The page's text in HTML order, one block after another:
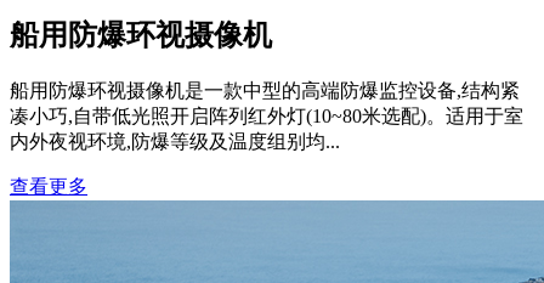
船用防爆环视摄像机
船用防爆环视摄像机是一款中型的高端防爆监控设备,结构紧
凑小巧,自带低光照开启阵列红外灯(10~80米选配)。适用于室
内外夜视环境,防爆等级及温度组别均...
查看更多